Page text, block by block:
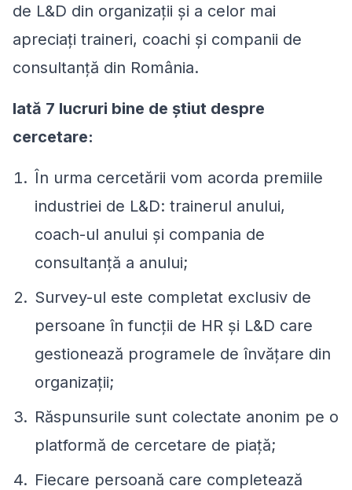
de L&D din organizații și a celor mai
apreciați traineri, coachi și companii de
consultanță din România.
Iată 7 lucruri bine de știut despre
cercetare:
În urma cercetării vom acorda premiile
industriei de L&D: trainerul anului,
coach-ul anului și compania de
consultanță a anului;
Survey-ul este completat exclusiv de
persoane în funcții de HR și L&D care
gestionează programele de învățare din
organizații;
Răspunsurile sunt colectate anonim pe o
platformă de cercetare de piață;
Fiecare persoană care completează